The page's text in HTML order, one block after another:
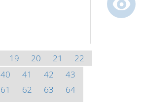
19 20 21
22
40 41 42
43
61 62 63
64